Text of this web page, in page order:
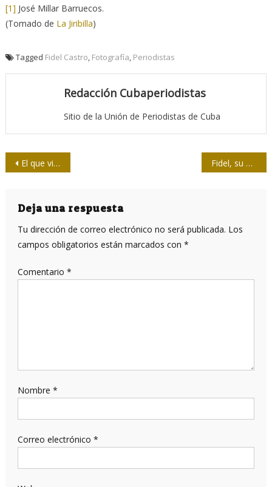
[1] José Millar Barruecos.
(Tomado de La Jiribilla)
Tagged Fidel Castro, Fotografía, Periodistas
Redacción Cubaperiodistas
Sitio de la Unión de Periodistas de Cuba
Navegación
entradas
El que vibra en las montañas Fidel, su pueblo y los nuevos aprendizajes imprescindibles
Deja una respuesta
Tu dirección de correo electrónico no será publicada. Los
campos obligatorios están marcados con *
Comentario *
Nombre *
Correo electrónico *